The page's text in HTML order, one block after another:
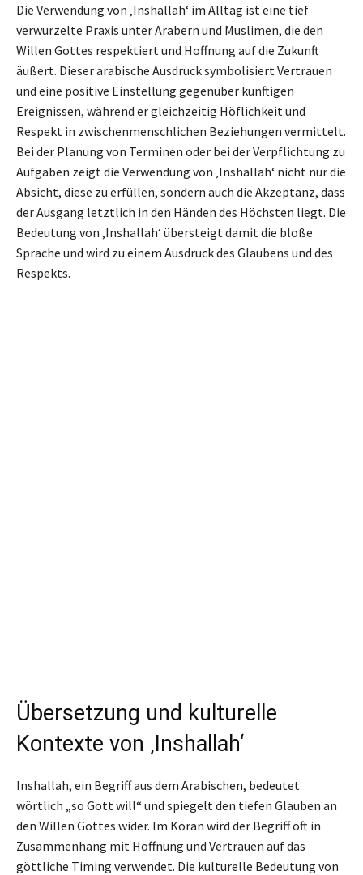
Die Verwendung von ‚Inshallah‘ im Alltag ist eine tief
verwurzelte Praxis unter Arabern und Muslimen, die den
Willen Gottes respektiert und Hoffnung auf die Zukunft
äußert. Dieser arabische Ausdruck symbolisiert Vertrauen
und eine positive Einstellung gegenüber künftigen
Ereignissen, während er gleichzeitig Höflichkeit und
Respekt in zwischenmenschlichen Beziehungen vermittelt.
Bei der Planung von Terminen oder bei der Verpflichtung zu
Aufgaben zeigt die Verwendung von ‚Inshallah‘ nicht nur die
Absicht, diese zu erfüllen, sondern auch die Akzeptanz, dass
der Ausgang letztlich in den Händen des Höchsten liegt. Die
Bedeutung von ‚Inshallah‘ übersteigt damit die bloße
Sprache und wird zu einem Ausdruck des Glaubens und des
Respekts.
Übersetzung und kulturelle
Kontexte von ‚Inshallah‘
Inshallah, ein Begriff aus dem Arabischen, bedeutet
wörtlich „so Gott will“ und spiegelt den tiefen Glauben an
den Willen Gottes wider. Im Koran wird der Begriff oft in
Zusammenhang mit Hoffnung und Vertrauen auf das
göttliche Timing verwendet. Die kulturelle Bedeutung von